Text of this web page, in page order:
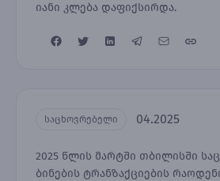
იანი კლება დაფიქსირდა.
საცხოვრებელი 04.2025
2025 წლის მარტში თბილისში
ბინების ტრანზაქციების